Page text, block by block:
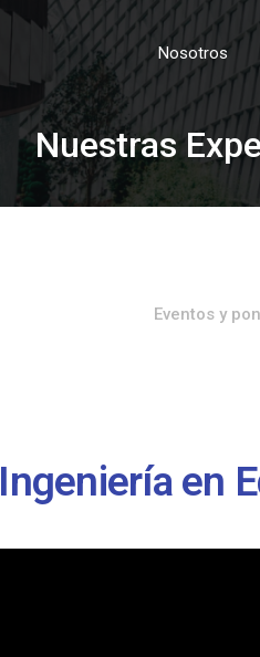
Nosotros
Nuestras
Eventos y
Ingeniería en